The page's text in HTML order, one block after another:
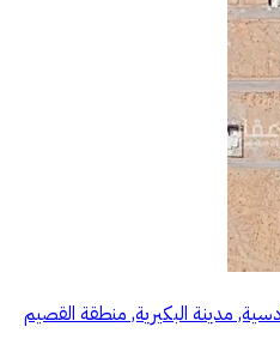
مدينة البكيرية, منطقة القصيم